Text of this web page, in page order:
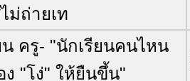
ม่ถ่ายเท
ครู- "นักเรียนคนไหน
ง "โง่" ให้ยืนขึ้น"